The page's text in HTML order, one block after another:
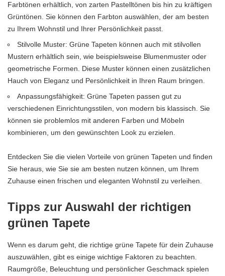
Farbtönen erhältlich, von zarten Pastelltönen bis hin zu kräftigen
Grüntönen. Sie können den Farbton auswählen, der am besten
zu Ihrem Wohnstil und Ihrer Persönlichkeit passt.
Stilvolle Muster: Grüne Tapeten können auch mit stilvollen
Mustern erhältlich sein, wie beispielsweise Blumenmuster oder
geometrische Formen. Diese Muster können einen zusätzlichen
Hauch von Eleganz und Persönlichkeit in Ihren Raum bringen.
Anpassungsfähigkeit: Grüne Tapeten passen gut zu
verschiedenen Einrichtungsstilen, von modern bis klassisch. Sie
können sie problemlos mit anderen Farben und Möbeln
kombinieren, um den gewünschten Look zu erzielen.
Entdecken Sie die vielen Vorteile von grünen Tapeten und finden
Sie heraus, wie Sie sie am besten nutzen können, um Ihrem
Zuhause einen frischen und eleganten Wohnstil zu verleihen.
Tipps zur Auswahl der richtigen
grünen Tapete
Wenn es darum geht, die richtige grüne Tapete für dein Zuhause
auszuwählen, gibt es einige wichtige Faktoren zu beachten.
Raumgröße, Beleuchtung und persönlicher Geschmack spielen